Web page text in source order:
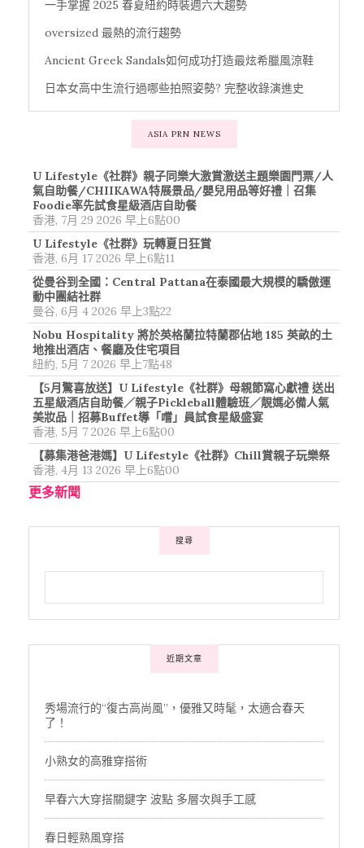
一手掌握 2025 春夏紐約時裝週六大趨勢
oversized 最熱的流行趨勢
Ancient Greek Sandals如何成功打造最炫希臘風涼鞋
日本女高中生流行過哪些拍照姿勢? 完整收錄演進史
ASIA PRN NEWS
U Lifestyle《社群》親子同樂大激賞激送主題樂園門票/人
氣自助餐/CHIIKAWA特展景品/嬰兒用品等好禮｜召集
Foodie率先試食星級酒店自助餐
香港, 7月 29 2026 早上6點00
U Lifestyle《社群》玩轉夏日狂賞
香港, 6月 17 2026 早上6點11
從曼谷到全國：Central Pattana在泰國最大規模的驕傲運
動中團結社群
曼谷, 6月 4 2026 早上3點22
Nobu Hospitality 將於英格蘭拉特蘭郡佔地 185 英畝的土
地推出酒店、餐廳及住宅項目
紐約, 5月 7 2026 早上7點48
【5月驚喜放送】U Lifestyle《社群》母親節窩心獻禮 送出
五星級酒店自助餐／親子Pickleball體驗班／靚媽必備人氣
美妝品｜招募Buffet導「嚐」員試食星級盛宴
香港, 5月 7 2026 早上6點00
【募集港爸港媽】U Lifestyle《社群》Chill賞親子玩樂祭
香港, 4月 13 2026 早上6點00
更多新聞
搜尋
近期文章
秀場流行的“復古高尚風”，優雅又時髦，太適合春天
了！
小熟女的高雅穿搭術
早春六大穿搭關鍵字 波點 多層次與手工感
春日輕熟風穿搭